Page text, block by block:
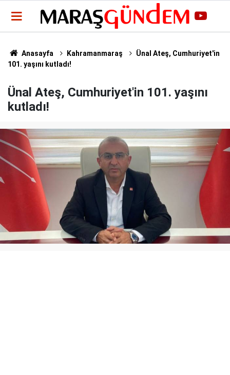
Anasayfa Kahramanmaraş
Ünal Ateş, Cumhuriyet'in
101. yaşını kutladı!
Ünal Ateş, Cumhuriyet'in 101. yaşını
kutladı!